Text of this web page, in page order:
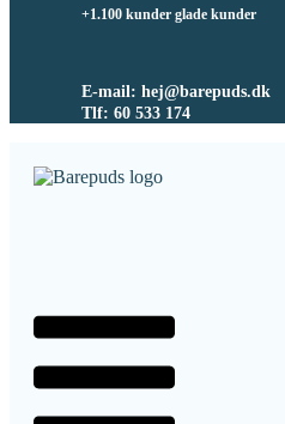
+1.100 kunder glade kunder
E-mail: hej@barepuds.dk
Tlf: 60 533 174